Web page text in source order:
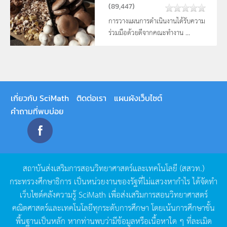
(89,447)
การวางแผนการดำเนินงานได้รับความ
ร่วมมือด้วยดีจากคณะทำงาน ...
เกี่ยวกับ SciMath ติดต่อเรา
แผนผังเว็บไซต์
คำถามที่พบบ่อย
สถาบันส่งเสริมการสอนวิทยาศาสตร์และเทคโนโลยี (สสวท.)
กระทรวงศึกษาธิการ เป็นหน่วยงานของรัฐที่ไม่แสวงหากำไรได้จัดทำ
เว็บไซต์คลังความรู้SciMath เพื่อส่งเสริมการสอนวิทยาศาสตร์
คณิตศาสตร์และเทคโนโลยีทุกระดับการศึกษา โดยเน้นการศึกษาขั้น
พื้นฐานเป็นหลัก หากท่านพบว่ามีข้อมูลหรือเนื้อหาใด ๆ ที่ละเมิด